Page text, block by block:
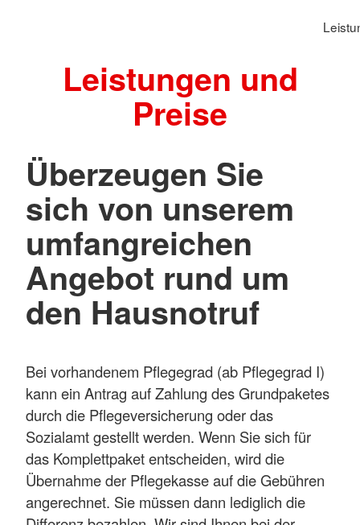
Leistungen und
Preise
Überzeugen Sie
sich von unserem
umfangreichen
Angebot rund um
den Hausnotruf
Bei vorhandenem Pflegegrad (ab Pflegegrad I)
kann ein Antrag auf Zahlung des Grundpaketes
durch die Pflegeversicherung oder das
Sozialamt gestellt werden. Wenn Sie sich für
das Komplettpaket entscheiden, wird die
Übernahme der Pflegekasse auf die Gebühren
angerechnet. Sie müssen dann lediglich die